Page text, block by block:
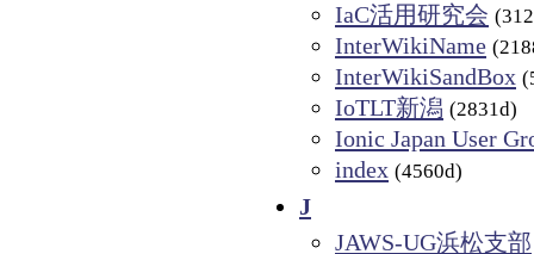
IaC活用研究会
InterWikiName
InterWikiSandBox
IoTLT新潟 (2831d)
Ionic Japan User
index (4560d)
J
JAWS-UG浜松支部